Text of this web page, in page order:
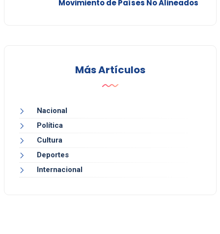
Movimiento de Países No Alineados
Más Artículos
Nacional
Política
Cultura
Deportes
Internacional